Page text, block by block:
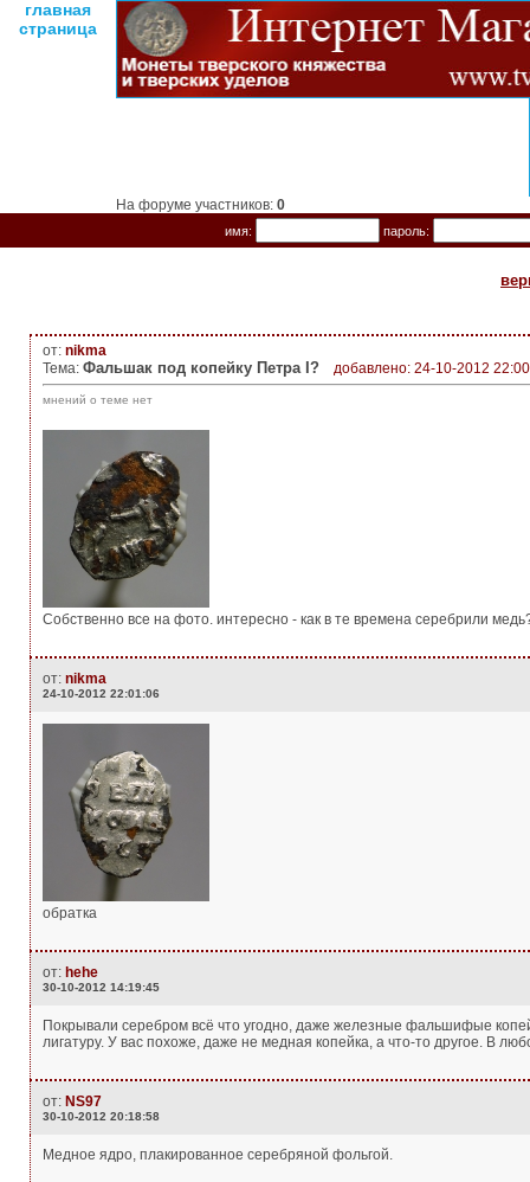
главная
страница
На форуме участников: 0
имя: пароль:
от: nikma
Тема: Фальшак под копейку Петра I? добавлено: 24-10-2012
мнений о теме нет
Собственно все на фото. интересно - как в те времена серебрили
от: nikma
24-10-2012 22:01:06
обратка
от: hehe
30-10-2012 14:19:45
Покрывали серебром всё что угодно, даже железные фальшифые
лигатуру. У вас похоже, даже не медная копейка, а что-то другое. В
от: NS97
30-10-2012 20:18:58
Медное ядро, плакированное серебряной фольгой.